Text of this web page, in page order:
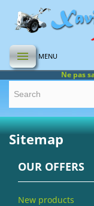
 MENU
Ne pas
Sitemap
OUR OFFERS
New products